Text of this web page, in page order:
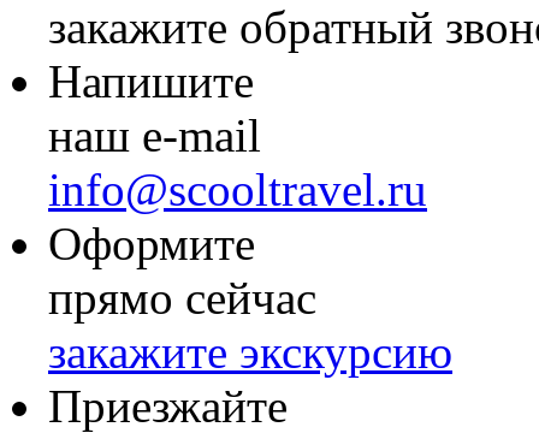
закажите обратный
Напишите
наш e-mail
info@scooltravel.ru
Оформите
прямо сейчас
закажите экскурсию
Приезжайте